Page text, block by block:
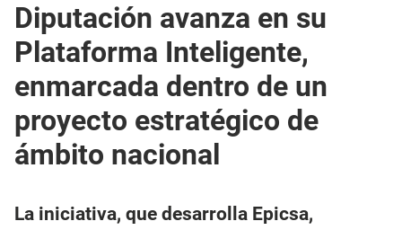
Diputación avanza en su
Plataforma Inteligente,
enmarcada dentro de un
proyecto estratégico de
ámbito nacional
La iniciativa, que desarrolla Epicsa,